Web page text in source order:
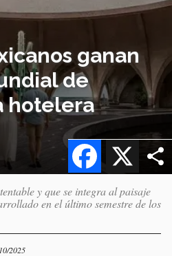
ganan
de
hotelera
X
Facebook
y que se integra al paisaje
en el último semestre de los
2025